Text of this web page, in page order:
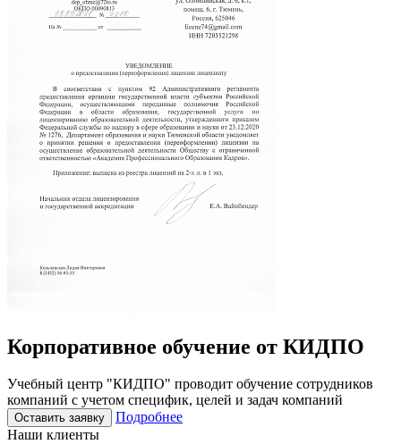
Корпоративное обучение от КИДПО
Учебный центр "КИДПО" проводит обучение сотрудников
компаний с учетом специфик, целей и задач компаний
Оставить заявку
Подробнее
Наши клиенты